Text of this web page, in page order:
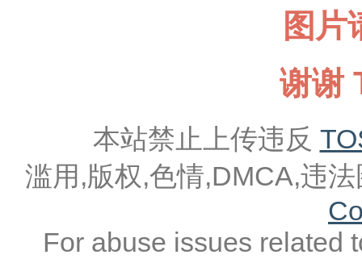
图片
谢谢
本站禁止上传违反
滥用,版权,色情,DMCA,违
For abuse issues related